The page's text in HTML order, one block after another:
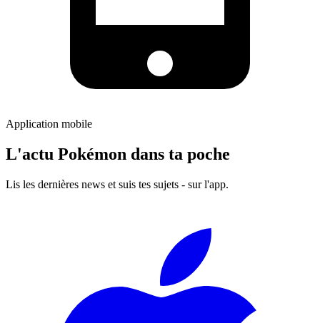
Application mobile
L'actu Pokémon dans ta poche
Lis les dernières news et suis tes sujets - sur l'app.